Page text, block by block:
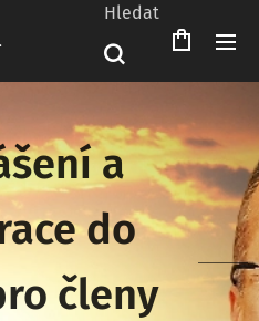
Hledat
a
do
členy
Čeština‎